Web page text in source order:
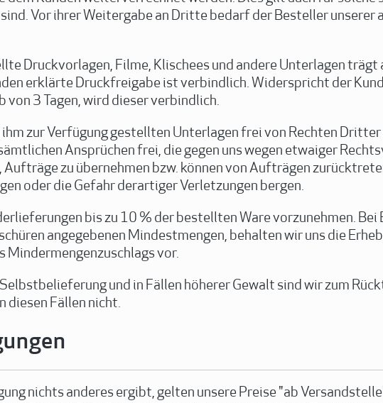
Vor ihrer Weitergabe an Dritte bedarf der Besteller unserer
Druckvorlagen, Filme, Klischees und andere Unterlagen trägt
erklärte Druckfreigabe ist verbindlich. Widerspricht der
3 Tagen, wird dieser verbindlich.
zur Verfügung gestellten Unterlagen frei von Rechten
Ansprüchen frei, die gegen uns wegen etwaiger
zu übernehmen bzw. können von Aufträgen
oder die Gefahr derartiger Verletzungen bergen.
bis zu 10 % der bestellten Ware vorzunehmen. Bei
angegebenen Mindestmengen, behalten wir uns die
Mindermengenzuschlags vor.
und in Fällen höherer Gewalt sind wir zum
diesen Fällen nicht.
nichts anderes ergibt, gelten unsere Preise "ab